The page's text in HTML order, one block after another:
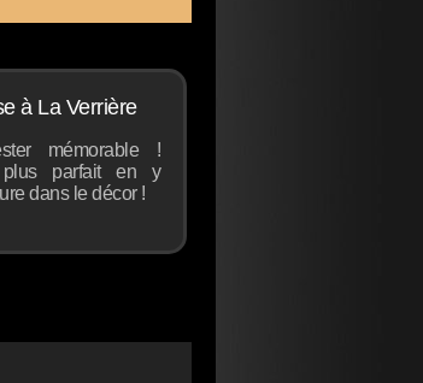
à La Verrière
mémorable !
parfait en y
dans le décor !